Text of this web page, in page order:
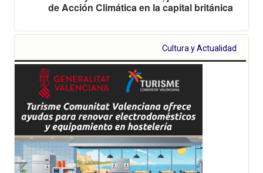
de Acción Climática en la capital británica
Cultura y Actualidad